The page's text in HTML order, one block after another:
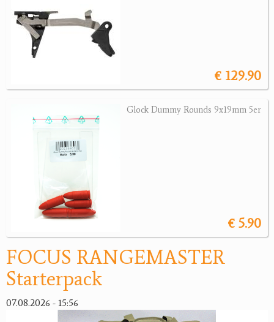
Sonstige Waffen
Munition
Bogensport
Zubehör
Jagdangebote
Bücher, Videos
Antikes
Geschenke
Reviereinrichtungen
€ 129.90
Glock Dummy Rounds 9x19mm 5er
€ 5.90
FOCUS RANGEMASTER
Starterpack
07.08.2026 - 15:56